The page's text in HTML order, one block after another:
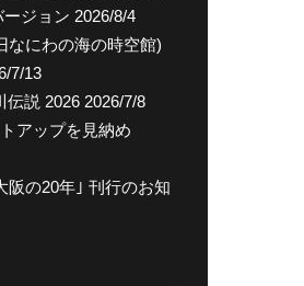
ージョン 2026/8/4
なにわの海の時空館)
7/13
伝説 2026 2026/7/8
アップを見納め
阪の20年｣ 刊行のお知